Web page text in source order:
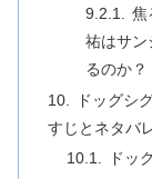
焦
祐はサン
るのか？
ドッグシ
すじとネタバ
ドッ